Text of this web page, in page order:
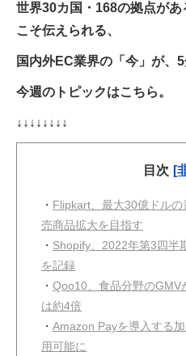
世界30カ国・168の拠点が
こそ伝えられる、
国内外EC業界の「今」が、5
今週のトピックはこちら。
↓↓↓↓↓↓↓↓
目次 [
・ Flipkart、最大30億ドル
売商品拡大を目指す
・ Shopify、2022年第3四半
を記録
・ Qoo10、食品分野の
は約4倍
・ Amazon Payを導入する
用可能に